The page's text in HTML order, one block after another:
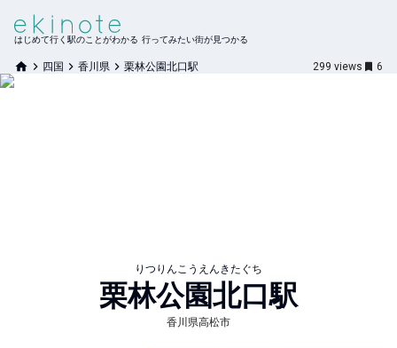
はじめて行く駅のことがわかる 行ってみたい街が見つかる
四国 香川県 栗林公園北口駅 299 views 6
りつりんこうえんきたぐち
栗林公園北口駅
香川県高松市